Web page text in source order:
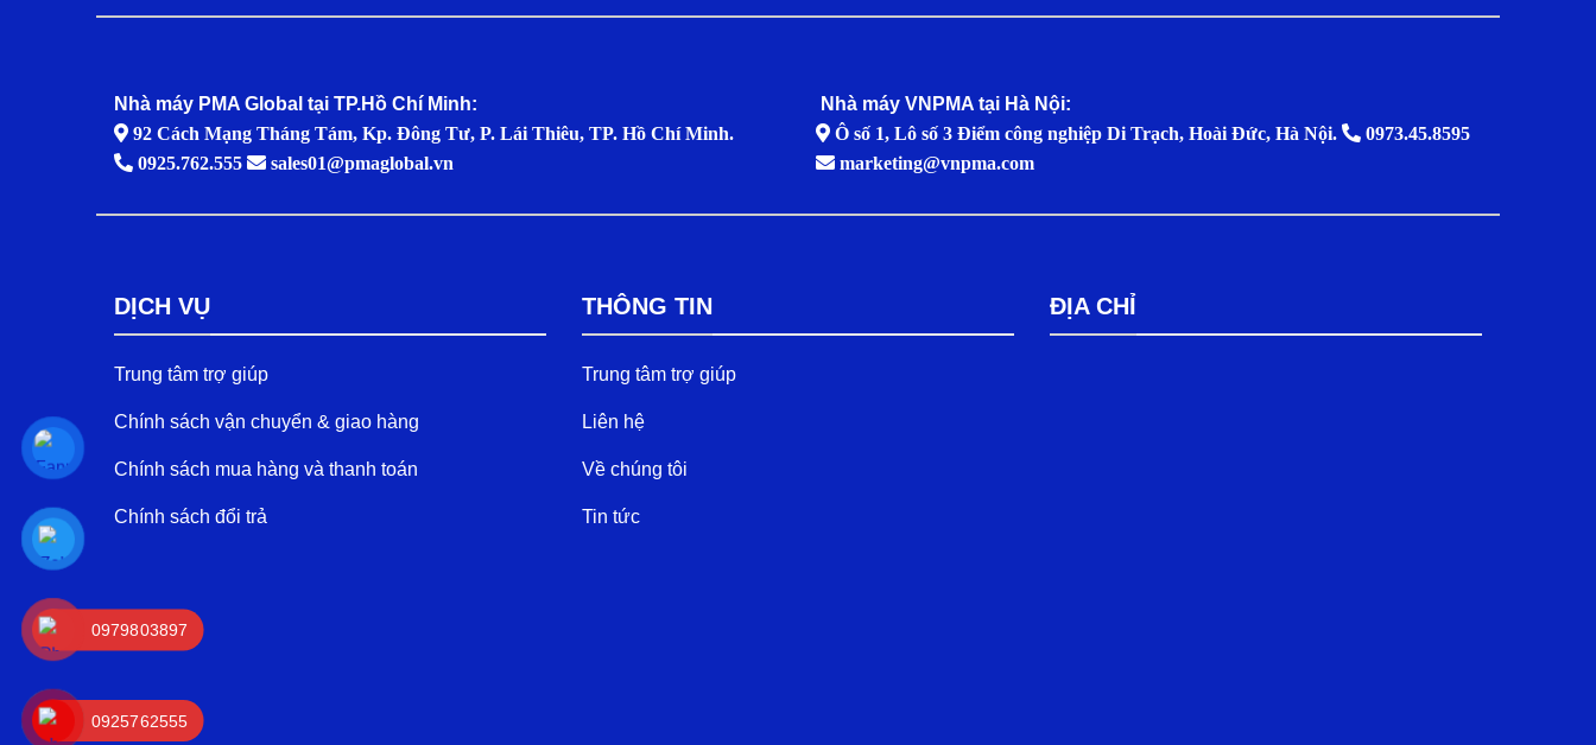
Nhà máy PMA Global tại TP.Hồ Chí Minh:
92 Cách Mạng Tháng Tám, Kp. Đông Tư, P. Lái Thiêu, TP. Hồ Chí Minh.
0925.762.555
sales01@pmaglobal.vn
Nhà máy VNPMA tại Hà Nội:
Ô số 1, Lô số 3 Điểm công nghiệp Di Trạch, Hoài Đức, Hà Nội.
0973.45.8595
marketing@vnpma.com
DỊCH VỤ
Trung tâm trợ giúp
Chính sách vận chuyển & giao hàng
Chính sách mua hàng và thanh toán
Chính sách đổi trả
THÔNG TIN
Trung tâm trợ giúp
Liên hệ
Về chúng tôi
Tin tức
ĐỊA CHỈ
0979803897
0925762555